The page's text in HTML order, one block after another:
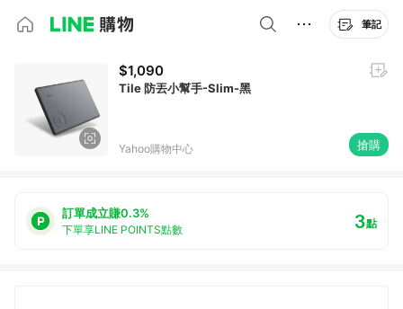
筆記
$1,090
Tile 防丟小幫手-Slim-黑
Yahoo購物中心 搶購
訂單成立賺0.3%
下單享LINE POINTS點數 3點